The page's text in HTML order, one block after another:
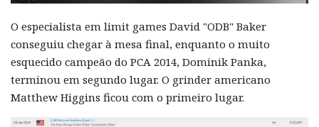
O especialista em limit games David "ODB" Baker
conseguiu chegar à mesa final, enquanto o muito
esquecido campeão do PCA 2014, Dominik Panka,
terminou em segundo lugar. O grinder americano
Matthew Higgins ficou com o primeiro lugar.